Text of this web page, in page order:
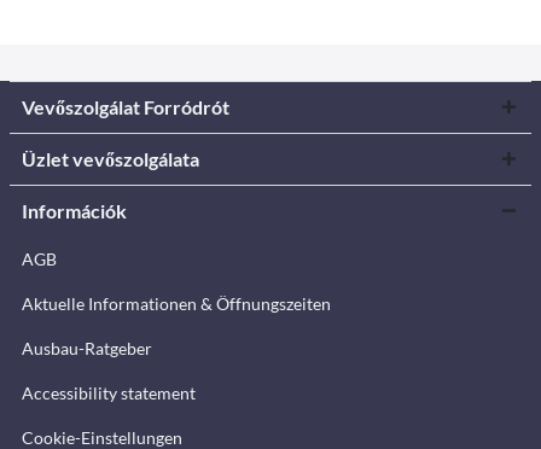
Vevőszolgálat Forródrót
Üzlet vevőszolgálata
Információk
AGB
Aktuelle Informationen & Öffnungszeiten
Ausbau-Ratgeber
Accessibility statement
Cookie-Einstellungen